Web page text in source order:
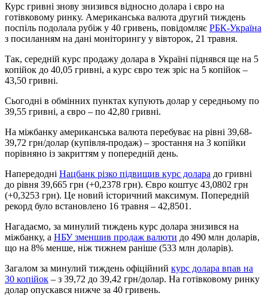
Курс гривні знову знизився відносно долара і євро на
готівковому ринку. Американська валюта другий тиждень
поспіль подолала рубіж у 40 гривень, повідомляє РБК-Україна
з посиланням на дані моніторингу у вівторок, 21 травня.
Так, середній курс продажу долара в Україні піднявся ще на 5
копійок до 40,05 гривні, а курс євро теж зріс на 5 копійок –
43,50 гривні.
Сьогодні в обмінних пунктах купують долар у середньому по
39,55 гривні, а євро – по 42,80 гривні.
На міжбанку американська валюта перебуває на рівні 39,68-
39,72 грн/долар (купівля-продаж) – зростання на 3 копійки
порівняно із закриттям у попередній день.
Напередодні Нацбанк різко підвищив курс долара до гривні
до рівня 39,665 грн (+0,2378 грн). Євро коштує 43,0802 грн
(+0,3253 грн). Це новий історичний максимум. Попередній
рекорд було встановлено 16 травня – 42,8501.
Нагадаємо, за минулий тиждень курс долара знизився на
міжбанку, а НБУ зменшив продаж валюти до 490 млн доларів,
що на 8% менше, ніж тижнем раніше (533 млн доларів).
Загалом за минулий тиждень офіційний курс долара впав на
30 копійок – з 39,72 до 39,42 грн/долар. На готівковому ринку
долар опускався нижче за 40 гривень.